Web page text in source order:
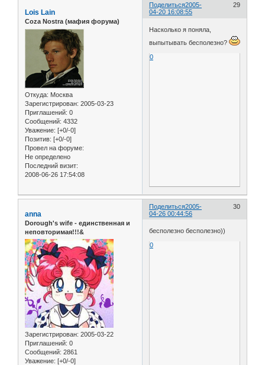
Поделиться 29
2005-
04-20 16:08:55
Lois Lain
Coza Nostra (мафия форума)
Откуда: Москва
Зарегистрирован: 2005-03-23
Приглашений: 0
Сообщений: 4332
Уважение: [+0/-0]
Позитив: [+0/-0]
Провел на форуме:
Не определено
Последний визит:
2008-06-26 17:54:08
Насколько я поняла,
выпытывать бесполезно?
0
Поделиться 30
2005-
04-26 00:44:56
anna
Dorough's wife - единственная и
неповторимая!!!&
Зарегистрирован: 2005-03-22
Приглашений: 0
Сообщений: 2861
Уважение: [+0/-0]
бесполезно бесполезно))
0